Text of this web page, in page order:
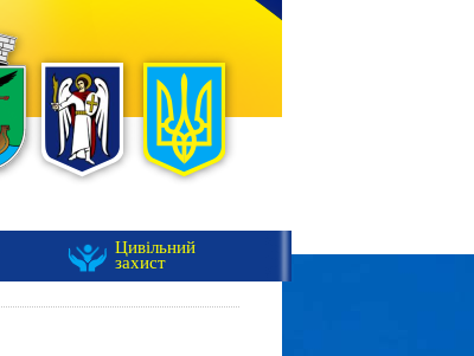
Цивільний
захист